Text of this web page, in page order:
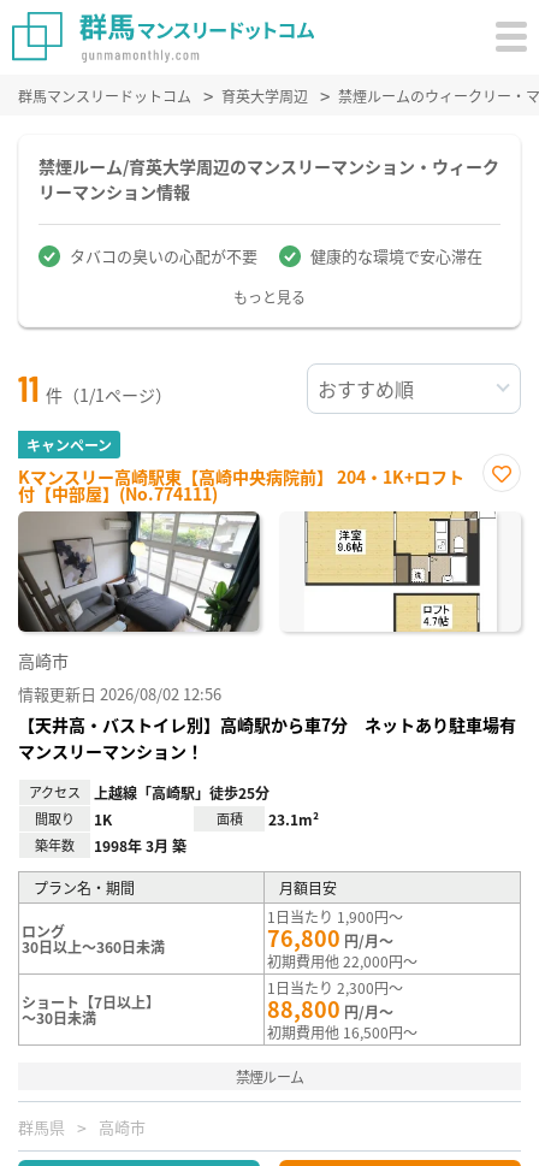
群馬マンスリードットコム 育英大学周辺 禁煙ルームのウィークリー・
禁煙ルーム/育英大学周辺のマンスリーマンション・ウィーク
リーマンション情報
タバコの臭いの心配が不要 健康的な環境で安心滞在
もっと見る
11 件（1/1ページ）
キャンペーン
Kマンスリー高崎駅東【高崎中央病院前】 204・1K+ロフト
付【中部屋】(No.774111)
に入
高崎市
情報更新日 2026/08/02 12:56
【天井高・バストイレ別】高崎駅から車7分 ネットあり駐車場有
マンスリーマンション！
アクセス 上越線「高崎駅」徒歩25分
間取り 1K 面積 23.1m²
築年数 1998年 3月 築
プラン名・期間 月額目安
ロング
30日以上～360日未満
1日当たり 1,900円～
76,800 円/月～
初期費用他 22,000円～
ショート【7日以上】
～30日未満
1日当たり 2,300円～
88,800 円/月～
初期費用他 16,500円～
禁煙ルーム
群馬県 高崎市